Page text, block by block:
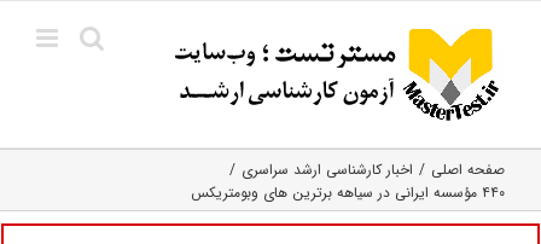
content
صفحه اصلی
اخبار کارشناسی ارشد سراسری
۴۴۰ مؤسسه ایرانی در سیاهه برترین‌ های وبومتریکس